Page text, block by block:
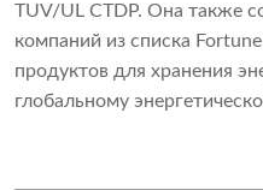
TUV/UL CTDP. Она также
компаний из списка
продуктов для хранения
глобальному